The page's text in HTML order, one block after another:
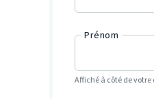
Prénom
Affiché à côté de